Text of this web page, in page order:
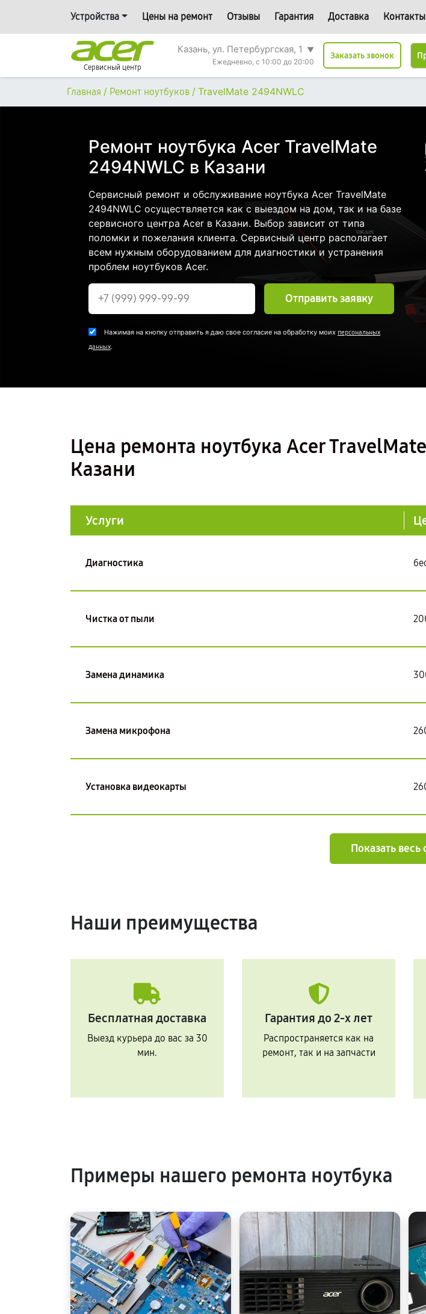
Устройства Цены на ремонт Отзывы Гарантия Доставка Контакты
Сервисный центр
Казань, ул. Петербургская, 1
▼
Ежедневно, с 10:00 до 20:00
Заказать звонок
Главная / Ремонт ноутбуков / TravelMate 2494NWLC
Ремонт ноутбука Acer TravelMate
2494NWLC в Казани
Сервисный ремонт и обслуживание ноутбука Acer TravelMate
2494NWLC осуществляется как с выездом на дом, так и на базе
сервисного центра Acer в Казани. Выбор зависит от типа
поломки и пожелания клиента. Сервисный центр располагает
всем нужным оборудованием для диагностики и устранения
проблем ноутбуков Acer.
Отправить заявку
Нажимая на кнопку отправить я даю свое согласие на обработку моих персональных
данных.
Цена ремонта ноутбука Acer
Казани
Услуги
Диагностика
Чистка от пыли
Замена динамика
Замена микрофона
Установка видеокарты
Показать весь
Наши преимущества
Бесплатная доставка
Выезд курьера до вас за 30
мин.
Гарантия до 2-х лет
Распространяется как на
ремонт, так и на запчасти
Примеры нашего ремонта ноутбука